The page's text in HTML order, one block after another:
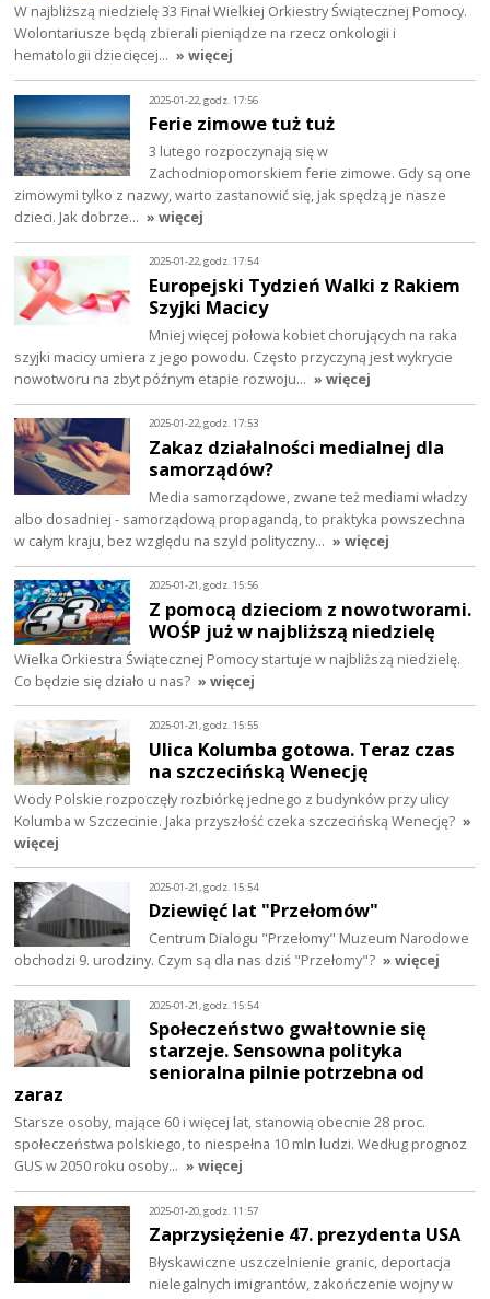
W najbliższą niedzielę 33 Finał Wielkiej Orkiestry Świątecznej Pomocy.
Wolontariusze będą zbierali pieniądze na rzecz onkologii i
hematologii dziecięcej… » więcej
2025-01-22, godz. 17:56
Ferie zimowe tuż tuż
3 lutego rozpoczynają się w
Zachodniopomorskiem ferie zimowe. Gdy są one
zimowymi tylko z nazwy, warto zastanowić się, jak spędzą je nasze
dzieci. Jak dobrze… » więcej
2025-01-22, godz. 17:54
Europejski Tydzień Walki z Rakiem
Szyjki Macicy
Mniej więcej połowa kobiet chorujących na raka
szyjki macicy umiera z jego powodu. Często przyczyną jest wykrycie
nowotworu na zbyt późnym etapie rozwoju… » więcej
2025-01-22, godz. 17:53
Zakaz działalności medialnej dla
samorządów?
Media samorządowe, zwane też mediami władzy
albo dosadniej - samorządową propagandą, to praktyka powszechna
w całym kraju, bez względu na szyld polityczny… » więcej
2025-01-21, godz. 15:56
Z pomocą dzieciom z nowotworami.
WOŚP już w najbliższą niedzielę
Wielka Orkiestra Świątecznej Pomocy startuje w najbliższą niedzielę.
Co będzie się działo u nas? » więcej
2025-01-21, godz. 15:55
Ulica Kolumba gotowa. Teraz czas
na szczecińską Wenecję
Wody Polskie rozpoczęły rozbiórkę jednego z budynków przy ulicy
Kolumba w Szczecinie. Jaka przyszłość czeka szczecińską Wenecję? »
więcej
2025-01-21, godz. 15:54
Dziewięć lat "Przełomów"
Centrum Dialogu "Przełomy" Muzeum Narodowe
obchodzi 9. urodziny. Czym są dla nas dziś "Przełomy"? » więcej
2025-01-21, godz. 15:54
Społeczeństwo gwałtownie się
starzeje. Sensowna polityka
senioralna pilnie potrzebna od
zaraz
Starsze osoby, mające 60 i więcej lat, stanowią obecnie 28 proc.
społeczeństwa polskiego, to niespełna 10 mln ludzi. Według prognoz
GUS w 2050 roku osoby… » więcej
2025-01-20, godz. 11:57
Zaprzysiężenie 47. prezydenta USA
Błyskawiczne uszczelnienie granic, deportacja
nielegalnych imigrantów, zakończenie wojny w